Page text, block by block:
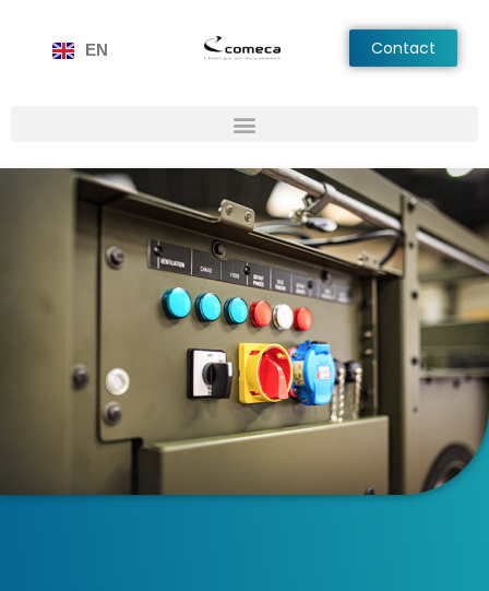
EN Contact